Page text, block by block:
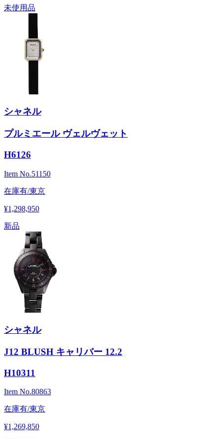
未使用品
シャネル
プルミエール ヴェルヴェット
H6126
Item No.51150
在庫有/東京
¥1,298,950
新品
シャネル
J12 BLUSH キャリバー 12.2
H10311
Item No.80863
在庫有/東京
¥1,269,850